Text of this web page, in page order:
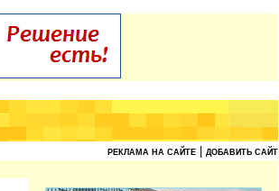
РЕКЛАМА НА САЙТЕ ДОБАВИТЬ САЙТ